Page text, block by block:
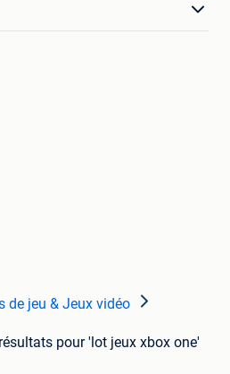
de jeu & Jeux vidéo
pour 'lot jeux xbox one'